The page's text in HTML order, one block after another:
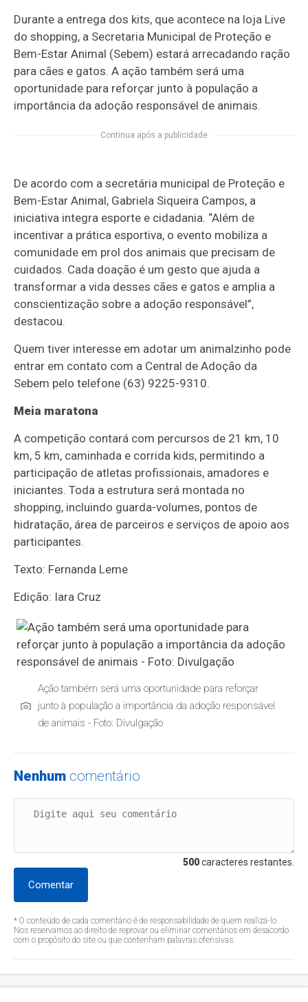
Durante a entrega dos kits, que acontece na loja Live
do shopping, a Secretaria Municipal de Proteção e
Bem-Estar Animal (Sebem) estará arrecadando ração
para cães e gatos. A ação também será uma
oportunidade para reforçar junto à população a
importância da adoção responsável de animais.
Continua após a publicidade
De acordo com a secretária municipal de Proteção e
Bem-Estar Animal, Gabriela Siqueira Campos, a
iniciativa integra esporte e cidadania. “Além de
incentivar a prática esportiva, o evento mobiliza a
comunidade em prol dos animais que precisam de
cuidados. Cada doação é um gesto que ajuda a
transformar a vida desses cães e gatos e amplia a
conscientização sobre a adoção responsável”,
destacou.
Quem tiver interesse em adotar um animalzinho pode
entrar em contato com a Central de Adoção da
Sebem pelo telefone (63) 9225-9310.
Meia maratona
A competição contará com percursos de 21 km, 10
km, 5 km, caminhada e corrida kids, permitindo a
participação de atletas profissionais, amadores e
iniciantes. Toda a estrutura será montada no
shopping, incluindo guarda-volumes, pontos de
hidratação, área de parceiros e serviços de apoio aos
participantes.
Texto: Fernanda Leme
Edição: Iara Cruz
Ação também será uma oportunidade para reforçar
junto à população a importância da adoção responsável
de animais - Foto: Divulgação
Nenhum comentário
500caracteres restantes.
Comentar
* O conteúdo de cada comentário é de responsabilidade de quem realizá-lo.
Nos reservamos ao direito de reprovar ou eliminar comentários em desacordo
com o propósito do site ou que contenham palavras ofensivas.